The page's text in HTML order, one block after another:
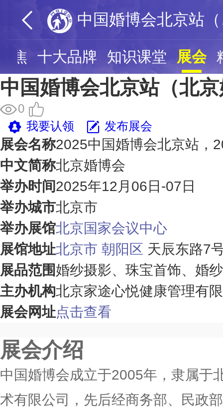
焦 十大品牌 知识课堂 展会
中国婚博会北京站（北
0
我要认领
发布展会
展会名称2025中国婚博会北京站，
中文简称北京婚博会
举办时间2025年12月06日-07日
举办城市北京市
举办展馆北京国家会议中心
展馆地址北京市 朝阳区 天辰东路7
展品范围婚纱摄影、珠宝首饰、婚
主办机构北京家途心悦健康管理有
展会网址点击查看
展会介绍
中国婚博会成立于2005年，隶属于
术有限公司，先后经商务部、民政